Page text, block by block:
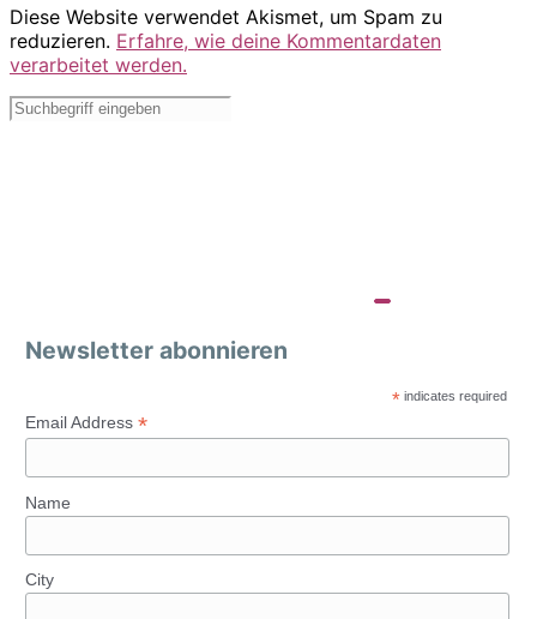
Diese Website verwendet Akismet, um Spam zu
reduzieren. Erfahre, wie deine Kommentardaten
verarbeitet werden.
Newsletter abonnieren
* indicates required
Email Address *
Name
City